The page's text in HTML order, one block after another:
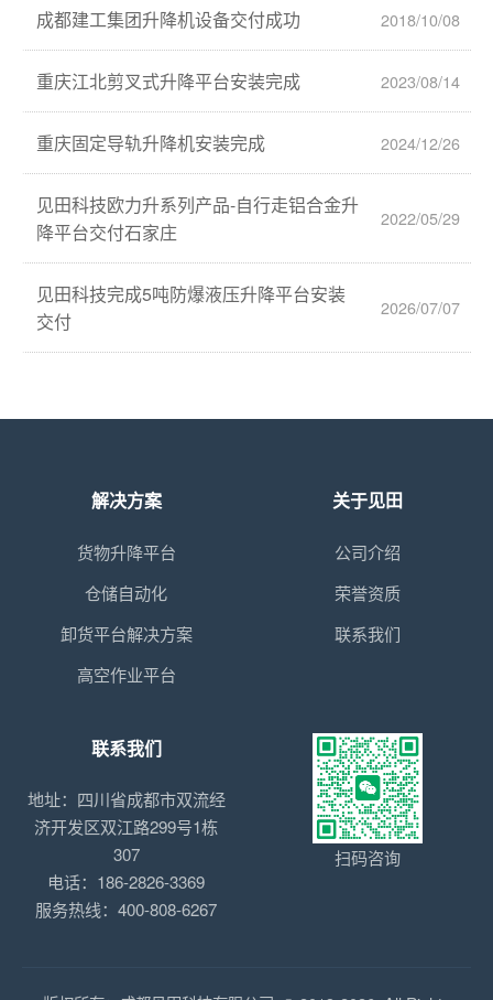
成都建工集团升降机设备交付成功 2018/10/08
重庆江北剪叉式升降平台安装完成 2023/08/14
重庆固定导轨升降机安装完成 2024/12/26
见田科技欧力升系列产品-自行走铝合金升
降平台交付石家庄
2022/05/29
见田科技完成5吨防爆液压升降平台安装
交付
2026/07/07
解决方案
货物升降平台
仓储自动化
卸货平台解决方案
高空作业平台
关于见田
公司介绍
荣誉资质
联系我们
联系我们
地址：四川省成都市双流经
济开发区双江路299号1栋
307
电话：186-2826-3369
服务热线：400-808-6267
扫码咨询